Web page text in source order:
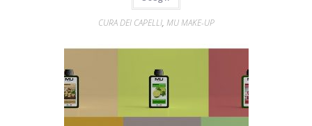
CURA DEI CAPELLI, MU MAKE-UP